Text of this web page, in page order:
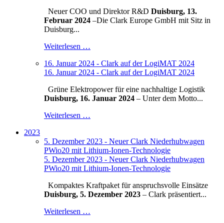
Neuer COO und Direktor R&D Duisburg, 13.
Februar 2024 –Die Clark Europe GmbH mit Sitz in
Duisburg...
Weiterlesen …
16. Januar 2024 - Clark auf der LogiMAT 2024
16. Januar 2024 - Clark auf der LogiMAT 2024
Grüne Elektropower für eine nachhaltige Logistik
Duisburg, 16. Januar 2024 – Unter dem Motto...
Weiterlesen …
2023
5. Dezember 2023 - Neuer Clark Niederhubwagen
PWio20 mit Lithium-Ionen-Technologie
5. Dezember 2023 - Neuer Clark Niederhubwagen
PWio20 mit Lithium-Ionen-Technologie
Kompaktes Kraftpaket für anspruchsvolle Einsätze
Duisburg, 5. Dezember 2023 – Clark präsentiert...
Weiterlesen …